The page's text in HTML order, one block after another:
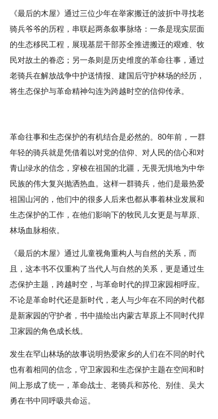
《最后的木屋》通过三位少年在举家搬迁的波折中寻找老
骑兵爷爷的历程，串联起两条叙事脉络：一条是现实层面
的生态移民工程，展现基层干部苏全推进搬迁的艰难、牧
民对故土的眷恋；另一条则是历史维度的革命往事，通过
老骑兵在解放战争中护送情报、建国后守护林场的经历，
将生态保护与革命精神勾连为跨越时空的信仰传承。
革命往事和生态保护的有机结合是必然的。80年前，一群
年轻的骑兵就是凭借着以对党的信仰、对人民的信心和对
青山绿水的信念，穿梭在祖国的北疆，无畏无惧地为中华
民族的伟大复兴抛洒热血。这样一群骑兵，他们是最热爱
祖国山河的，他们中的很多人后来也都从事着林业发展和
生态保护的工作，在他们影响下的牧民儿女更是与草原、
林场血脉相依。
《最后的木屋》通过儿童视角重构人与自然的关系，而
且，这本书不仅重构了当代人与自然的关系，更是通过生
态保护主题，跨越时空，与革命时代的捍卫家园相呼应。
不论是革命时代还是新时代，老人与少年在不同的时代都
是新家园的守护者，书中描绘出内蒙古草原上不同时代捍
卫家园的角色成长线。
发生在罕山林场的故事说明热爱家乡的人们在不同的时代
也有着相同的信念，守卫家园和生态保护主题在空间和时
间上形成了统一，革命战士、老骑兵和苏伦、别佳、吴大
勇在书中同呼吸共命运。